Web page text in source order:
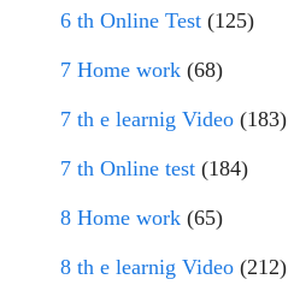
6 th Online Test (125)
7 Home work (68)
7 th e learnig Video (183)
7 th Online test (184)
8 Home work (65)
8 th e learnig Video (212)